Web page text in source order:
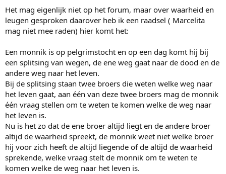
Het mag eigenlijk niet op het forum, maar over waarheid en
leugen gesproken daarover heb ik een raadsel ( Marcelita
mag niet mee raden) hier komt het:
Een monnik is op pelgrimstocht en op een dag komt hij bij
een splitsing van wegen, de ene weg gaat naar de dood en de
andere weg naar het leven.
Bij de splitsing staan twee broers die weten welke weg naar
het leven gaat, aan één van deze twee broers mag de monnik
één vraag stellen om te weten te komen welke de weg naar
het leven is.
Nu is het zo dat de ene broer altijd liegt en de andere broer
altijd de waarheid spreekt, de monnik weet niet welke broer
hij voor zich heeft de altijd liegende of de altijd de waarheid
sprekende, welke vraag stelt de monnik om te weten te
komen welke de weg naar het leven is.